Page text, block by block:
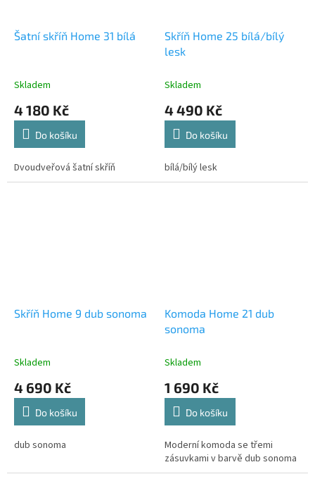
Šatní skříň Home 31 bílá
Skladem
4 180 Kč
Do košíku
Dvoudveřová šatní skříň
Skříň Home 25 bílá/bílý
lesk
Skladem
4 490 Kč
Do košíku
bílá/bílý lesk
Skříň Home 9 dub sonoma
Skladem
4 690 Kč
Do košíku
dub sonoma
Komoda Home 21 dub
sonoma
Skladem
1 690 Kč
Do košíku
Moderní komoda se třemi
zásuvkami v barvě dub sonoma